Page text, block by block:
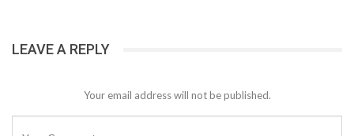
LEAVE A REPLY
Your email address will not be published.